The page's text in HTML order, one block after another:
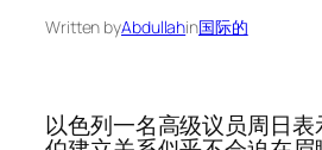
Written byAbdullahin国际的
以色列一名高级议员周日